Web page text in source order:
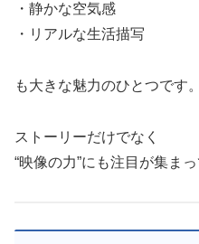
・静かな空気感
・リアルな生活描写
も大きな魅力のひとつです。
ストーリーだけでなく
“映像の力”にも注目が集まっ